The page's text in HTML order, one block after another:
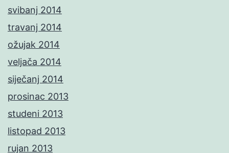
svibanj 2014
travanj 2014
ožujak 2014
veljača 2014
siječanj 2014
prosinac 2013
studeni 2013
listopad 2013
rujan 2013